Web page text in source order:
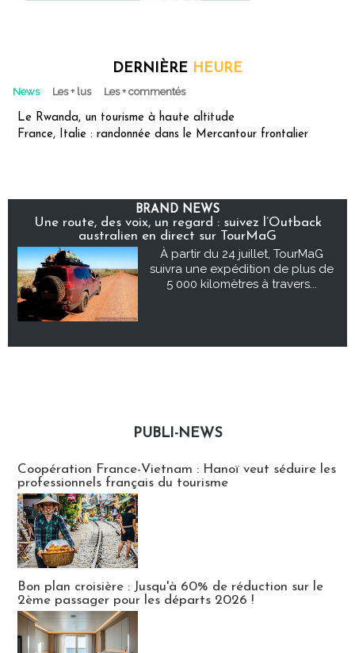
DERNIÈRE HEURE
News Les + lus Les + commentés
Le Rwanda, un tourisme à haute altitude
France, Italie : randonnée dans le Mercantour frontalier
BRAND NEWS
Une route, des voix, un regard : suivez l’Outback
australien en direct sur TourMaG
À partir du 24 juillet, TourMaG
suivra une expédition de plus de
5 000 kilomètres à travers...
PUBLI-NEWS
Coopération France-Vietnam : Hanoï veut séduire les
professionnels français du tourisme
Bon plan croisière : Jusqu'à 60% de réduction sur le
2ème passager pour les départs 2026 !